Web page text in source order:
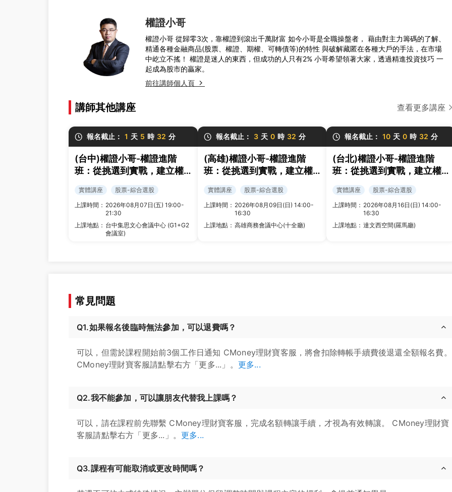
權證小哥
權證小哥 從歸零3次，靠權證到滾出千萬財富 如今小哥是全職操盤者， 藉由對主力籌碼的了解、
精通各種金融商品(股票、權證、期權、可轉債等)的特性 與破解藏匿在各種大戶的手法，在市場
中屹立不搖！ 權證是迷人的東西，但成功的人只有2% 小哥希望領著大家，透過精進投資技巧 一
起成為股市的贏家。
前往講師個人頁
講師其他講座 查看更多講座
報名截止： 1 天 5 時 32 分
(台中)權證小哥-權證進階
班：從挑選到實戰，建立權
實體講座
股票-綜合選股
上課時間： 2026年08月07日(五) 19:00-
21:30
上課地點： 台中集思文心會議中心 (G1+G2
會議室)
報名截止： 3 天 0 時 32 分
(高雄)權證小哥-權證進階
班：從挑選到實戰，建立權
實體講座
股票-綜合選股
上課時間： 2026年08月09日(日) 14:00-
16:30
上課地點： 高雄商務會議中心(十全廳)
報名截止： 10 天 0 時 32 分
(台北)權證小哥-權證進階
班：從挑選到實戰，建立權
實體講座
股票-綜合選股
上課時間： 2026年08月16日(日) 14:00-
16:30
上課地點： 達文西空間(羅馬廳)
常見問題
Q1.如果報名後臨時無法參加，可以退費嗎？
可以，但需於課程開始前3個工作日通知 CMoney理財寶客服，將會扣除轉帳手續費後退還全額報名費。
CMoney理財寶客服請點擊右方「更多...」。 更多...
Q2.我不能參加，可以讓朋友代替我上課嗎？
可以，請在課程前先聯繫 CMoney理財寶客服，完成名額轉讓手續，才視為有效轉讓。 CMoney理財寶
客服請點擊右方「更多...」。 更多...
Q3.課程有可能取消或更改時間嗎？